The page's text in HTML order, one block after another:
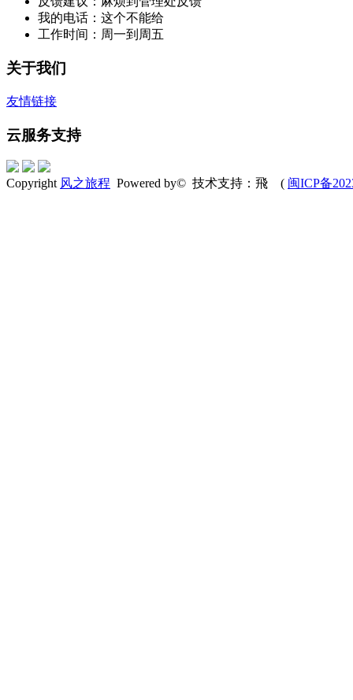
我的电话：这个不能给
工作时间：周一到周五
关于我们
友情链接
云服务支持
Copyright 风之旅程 Powered by© 技术支持：飛 ( 闽ICP备